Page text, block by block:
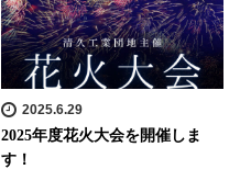
2025.6.29
2025年度花火大会を開催しま
す！